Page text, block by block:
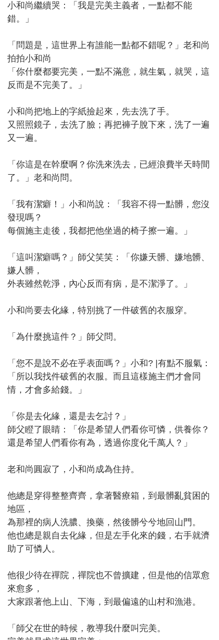
小和尚繼續哭：「我是完美主義者，一點都不能
錯。」
「問題是，這世界上有誰能一點都不錯呢？」老和尚
拍拍小和尚
「你什麼都要完美，一點不滿意，就生氣，就哭，這
反而是不完美了。」
小和尚把地上的字紙撿起來，先去洗了手。
又照照鏡子，去洗了臉；再把褲子脫下來，洗了一遍
又一遍。
「你這是在幹麼啊？你洗來洗去，已經浪費半天時間
了。」老和尚問。
「我有潔癖！」小和尚說：「我容不得一點髒，您沒
發現嗎？
每個施主走後，我都把他坐過的椅子擦一遍。」
「這叫潔癖嗎？」師父笑笑：「你嫌天髒、嫌地髒、
嫌人髒，
外表雖然乾淨，內心反而有病，是不潔淨了。」
小和尚要去化緣，特別挑了一件破舊的衣服穿。
「為什麼挑這件？」師父問。
「您不是說不必在乎表面嗎？」小和? |有點不服氣：
「所以我找件破舊的衣服。而且這樣施主們才會同
情，才會多給錢。」
「你是去化緣，還是去乞討？」
師父瞪了眼睛：「你是希望人們看你可憐，供養你？
還是希望人們看你有為，透過你度化千萬人？」
老和尚圓寂了，小和尚成為住持。
他總是穿得整整齊齊，拿著醫療箱，到最髒亂貧困的
地區，
為那裡的病人洗膿、換藥，然後髒兮兮地回山門。
他也總是親自去化緣，但是左手化來的錢，右手就濟
助了可憐人。
他很少待在禪院，禪院也不曾擴建，但是他的信眾愈
來愈多，
大家跟著他上山、下海，到最偏遠的山村和漁港。
「師父在世的時候，教導我什麼叫完美。